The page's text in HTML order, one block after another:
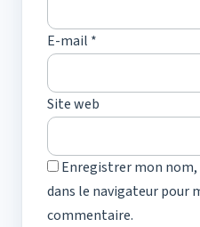
E-mail *
Site web
Enregistrer mon
dans le navigateur pour
commentaire.